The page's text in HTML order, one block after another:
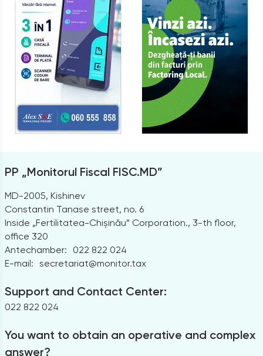
PP „Monitorul Fiscal FISC.MD”
MD-2005, Kishinev
Constantin Tanase street, no. 6
Inside „Fertilitatea-Chișinău” Corporation., 3-th floor,
office 320
Antechamber:
022 822 024
E-mail: secretariat@monitor.tax
Support and Contact Center:
022 822 024
You want to obtain an operative and complex
answer?